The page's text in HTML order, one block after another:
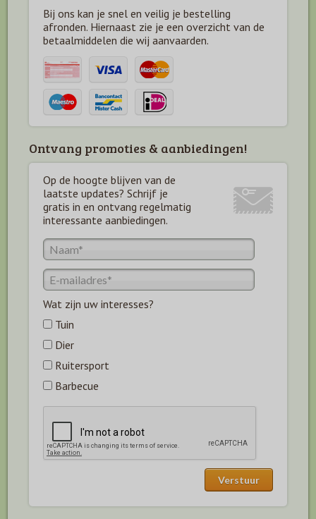
Bij ons kan je snel en veilig je bestelling
afronden. Hiernaast zie je een overzicht van de
betaalmiddelen die wij aanvaarden.
Ontvang promoties & aanbiedingen!
Op de hoogte blijven van de
laatste updates? Schrijf je
gratis in en ontvang regelmatig
interessante aanbiedingen.
Wat zijn uw interesses?
Tuin
Dier
Ruitersport
Barbecue